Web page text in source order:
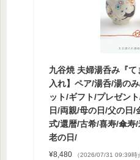
九谷焼 夫婦湯呑み『
入れ】ペア/湯呑/湯の
ット/ギフト/プレゼン
日/両親/母の日/父の日/
式/還暦/古希/喜寿/傘寿
老の日/
¥8,480 （2026/07/31 09:39時